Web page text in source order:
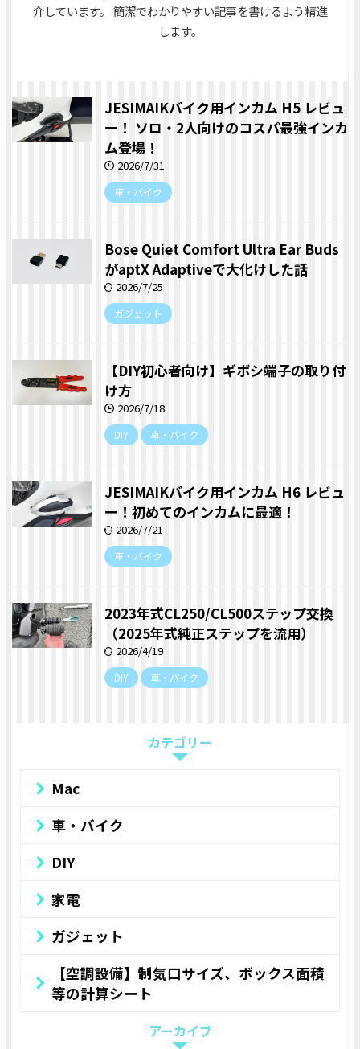
介しています。 簡潔でわかりやすい記事を書けるよう精進
します。
JESIMAIKバイク用インカム H5 レビュ
ー！ ソロ・2人向けのコスパ最強インカ
ム登場！
2026/7/31
車・バイク
Bose Quiet Comfort Ultra Ear Buds
がaptX Adaptiveで大化けした話
2026/7/25
ガジェット
【DIY初心者向け】ギボシ端子の取り付
け方
2026/7/18
DIY 車・バイク
JESIMAIKバイク用インカム H6 レビュ
ー！初めてのインカムに最適！
2026/7/21
車・バイク
2023年式CL250/CL500ステップ交換
（2025年式純正ステップを流用）
2026/4/19
DIY 車・バイク
カテゴリー
Mac
車・バイク
DIY
家電
ガジェット
【空調設備】制気口サイズ、ボックス面積
等の計算シート
アーカイブ